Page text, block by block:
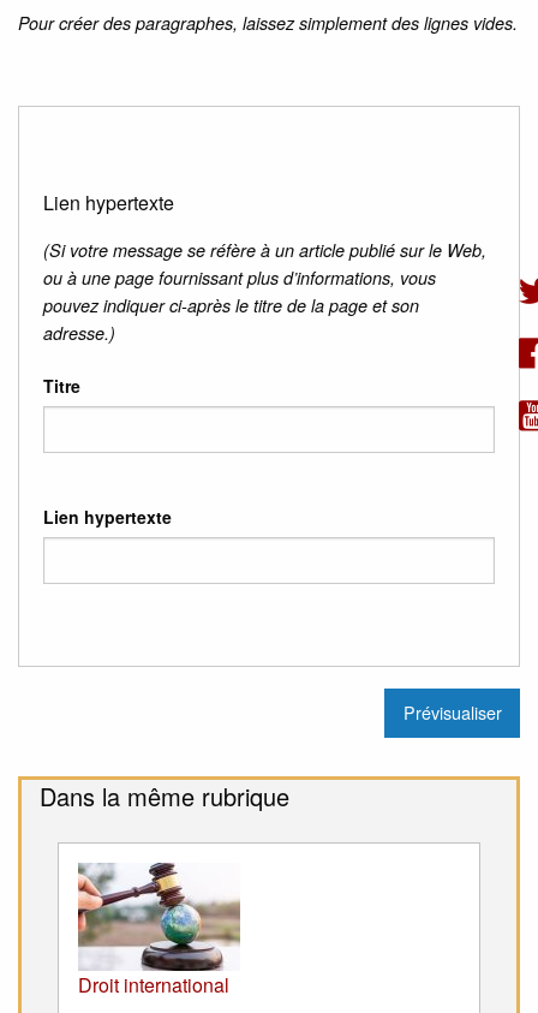
Pour créer des paragraphes, laissez simplement des lignes vides.
Lien hypertexte
(Si votre message se réfère à un article publié sur le Web,
ou à une page fournissant plus d’informations, vous
pouvez indiquer ci-après le titre de la page et son
adresse.)
Titre
Lien hypertexte
Dans la même rubrique
Droit international